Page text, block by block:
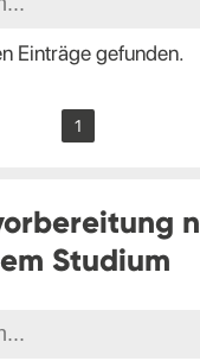
Einträge gefunden.
1
Studium